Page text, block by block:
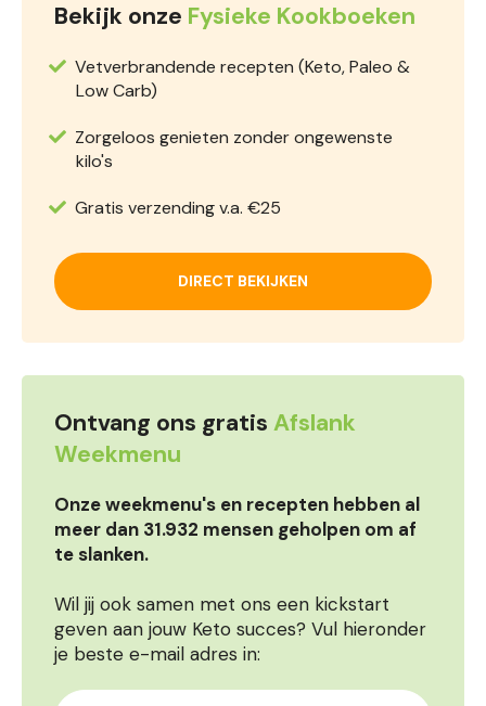
Bekijk onze Fysieke Kookboeken
Vetverbrandende recepten (Keto, Paleo &
Low Carb)
Zorgeloos genieten zonder ongewenste
kilo's
Gratis verzending v.a. €25
DIRECT BEKIJKEN
Ontvang ons gratis Afslank
Weekmenu
Onze weekmenu's en recepten hebben al
meer dan 31.932 mensen geholpen om af
te slanken.
Wil jij ook samen met ons een kickstart
geven aan jouw Keto succes? Vul hieronder
je beste e-mail adres in: